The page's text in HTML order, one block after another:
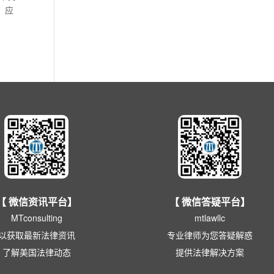
应
微信资讯平台】
MTconsulting
获取最新法律资讯
了解美国法律动态
【 微信答疑平台】
mtlawllc
专业律师为您答疑解惑
提供法律解决方案